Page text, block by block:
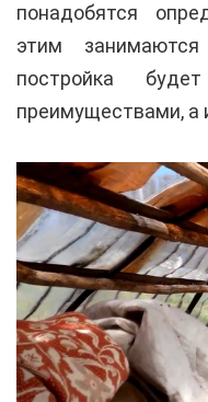
понадобятся
этим
постройка
преимуществами, а